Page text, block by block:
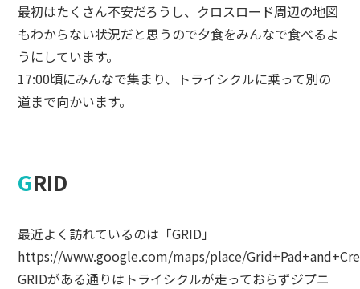
最初はたくさん不安だろうし、クロスロード周辺の地図
もわからない状況だと思うので夕食をみんなで食べるよ
うにしています。
17:00頃にみんなで集まり、トライシクルに乗って別の
道まで向かいます。
GRID
最近よく訪れているのは「GRID」
https://www.google.com/maps/place/
GRIDがある通りはトライシクルが走っておらずジプニ